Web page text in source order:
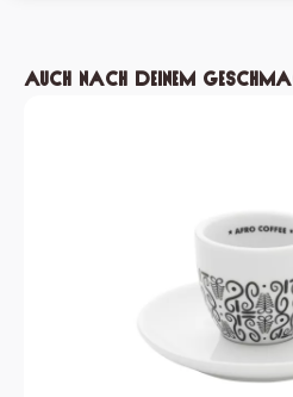
Produktgalerie überspringen
Auch nach deinem